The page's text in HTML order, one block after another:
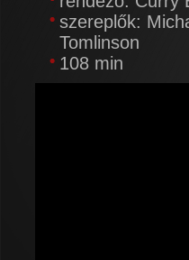
szereplők:
Tomlinson
108 min